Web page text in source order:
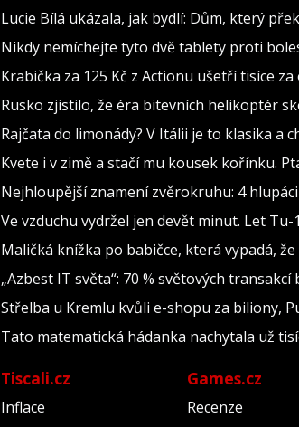
Lucie Bílá ukázala, jak bydlí: Dům, který
Nikdy nemíchejte tyto dvě tablety proti
Krabička za 125 Kč z Actionu ušetří tisíce
Rusko zjistilo, že éra bitevních helikoptér
Rajčata do limonády? V Itálii je to klasika a
Kvete i v zimě a stačí mu kousek kořínku.
Nejhloupější znamení zvěrokruhu: 4
Ve vzduchu vydržel jen devět minut. Let
Maličká knížka po babičce, která vypadá,
„Azbest IT světa“: 70 % světových
Střelba u Kremlu kvůli e-shopu za biliony,
Tato matematická hádanka nachytala už
Tiscali.cz
Inflace
Games.cz
Recenze